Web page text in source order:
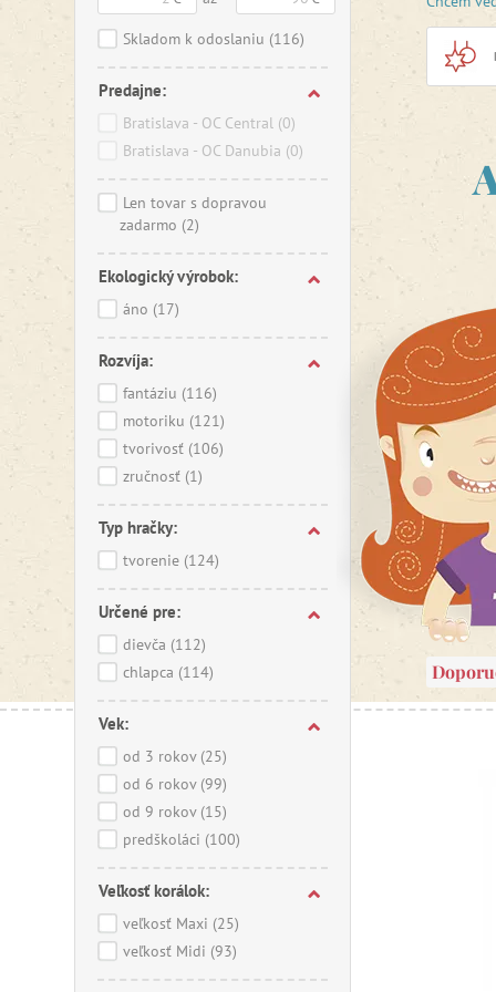
Skladom k odoslaniu (116)
Predajne:
Bratislava - OC Central (0)
Bratislava - OC Danubia (0)
Len tovar s dopravou
zadarmo (2)
Ekologický výrobok:
áno (17)
Rozvíja:
fantáziu (116)
motoriku (121)
tvorivosť (106)
zručnosť (1)
Typ hračky:
tvorenie (124)
Určené pre:
dievča (112)
chlapca (114)
Vek:
od 3 rokov (25)
od 6 rokov (99)
od 9 rokov (15)
predškoláci (100)
Veľkosť korálok:
veľkosť Maxi (25)
veľkosť Midi (93)
HAMA.
deti aj
školskú
Ako na
alebo
pre
dlho
hrou s
pri hre s
a
Koráliky
koráliky
rokov.
sa dajú
stojany